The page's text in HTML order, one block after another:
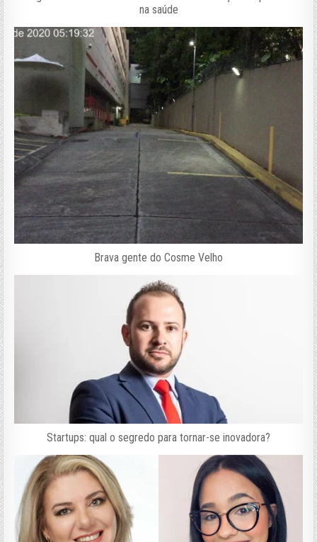
na saúde
Brava gente do Cosme Velho
Startups: qual o segredo para tornar-se inovadora?